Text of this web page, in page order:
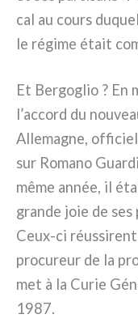
cal au cours
le régi­me était
Et Bergoglio ? En
l’accord du
Allemagne,
sur Romano
même année, il
gran­de joie de
Ceux-ci
pro­cu­reur de la
met à la Curie
1987.